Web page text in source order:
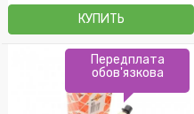
КУПИТЬ
Передплата
обов'язкова